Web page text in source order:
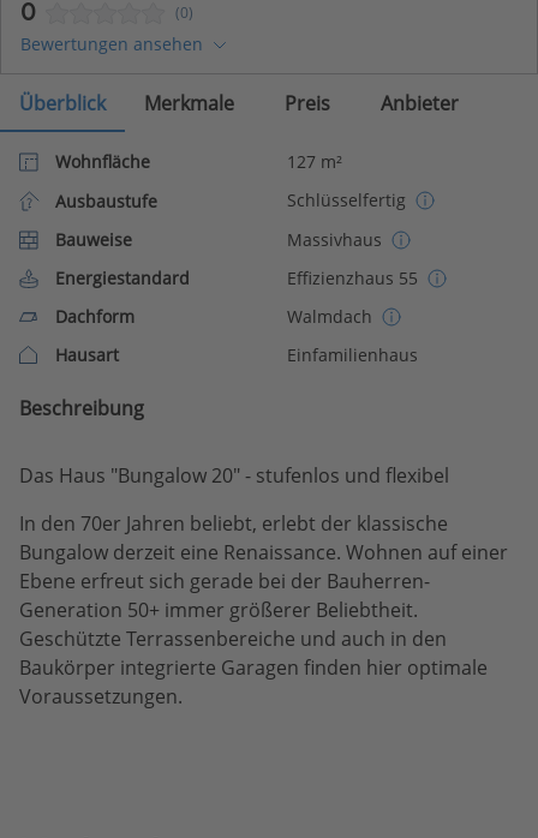
0 (0)
Bewertungen ansehen
Überblick Merkmale Preis Anbieter
Wohnfläche
127 m²
Ausbaustufe
Schlüsselfertig
Bauweise
Massivhaus
Energiestandard
Effizienzhaus 55
Dachform
Walmdach
Hausart
Einfamilienhaus
Beschreibung
Das Haus "Bungalow 20" - stufenlos und flexibel
In den 70er Jahren beliebt, erlebt der klassische
Bungalow derzeit eine Renaissance. Wohnen auf einer
Ebene erfreut sich gerade bei der Bauherren-
Generation 50+ immer größerer Beliebtheit.
Geschützte Terrassenbereiche und auch in den
Baukörper integrierte Garagen finden hier optimale
Voraussetzungen.